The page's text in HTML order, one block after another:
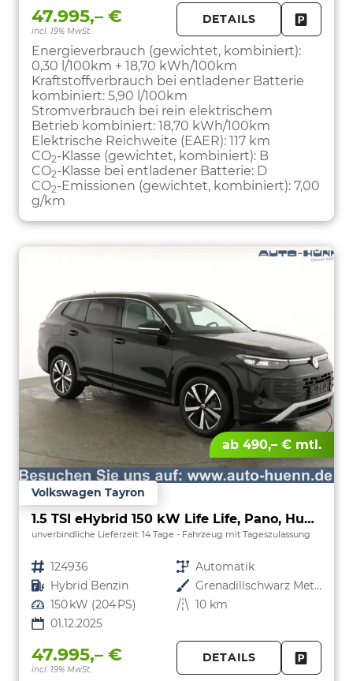
47.995,– €
incl. 19% MwSt.
DETAILS
Energieverbrauch (gewichtet, kombiniert):
0,30 l/100km + 18,70 kWh/100km
Kraftstoffverbrauch bei entladener Batterie
kombiniert: 5,90 l/100km
Stromverbrauch bei rein elektrischem
Betrieb kombiniert: 18,70 kWh/100km
Elektrische Reichweite (EAER): 117 km
CO2-Klasse (gewichtet, kombiniert): B
CO2-Klasse bei entladener Batterie: D
CO2-Emissionen (gewichtet, kombiniert): 7,00
g/km
ab 490,– € mtl.
Volkswagen Tayron
1.5 TSI eHybrid 150 kW Life Life, Pano, HuD, AHK, AreaView, Side, Navi, Winter, 5-J. Garantie
unverbindliche Lieferzeit: 14 Tage Fahrzeug mit Tageszulassung
Fahrzeugnr. 124936 Getriebe Automatik
Kraftstoff Hybrid Benzin Außenfarbe
Grenadillschwarz Metallic
Leistung 150 kW (204 PS) Kilometerstand 10 km
01.12.2025
47.995,– €
incl. 19% MwSt.
DETAILS